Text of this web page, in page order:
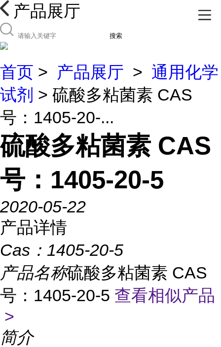
产品展厅
搜索
首页 > 产品展厅 > 通用化学
试剂 > 硫酸多粘菌素 CAS
号：1405-20-...
硫酸多粘菌素 CAS
号：1405-20-5
2020-05-22
产品详情
Cas： 1405-20-5
产品名称硫酸多粘菌素 CAS
号：1405-20-5 查看相似产品
>
简介